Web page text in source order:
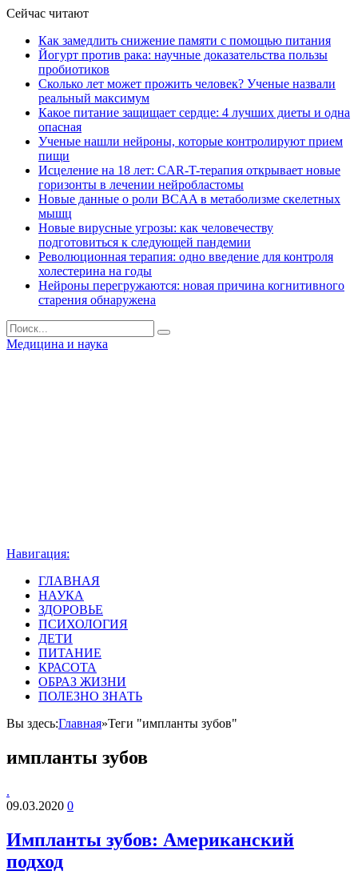
Сейчас читают
Как замедлить снижение памяти с помощью питания
Йогурт против рака: научные доказательства пользы
пробиотиков
Сколько лет может прожить человек? Ученые назвали
реальный максимум
Какое питание защищает сердце: 4 лучших диеты и одна
опасная
Ученые нашли нейроны, которые контролируют прием
пищи
Исцеление на 18 лет: CAR-T-терапия открывает новые
горизонты в лечении нейробластомы
Новые данные о роли BCAA в метаболизме скелетных
мышц
Новые вирусные угрозы: как человечеству
подготовиться к следующей пандемии
Революционная терапия: одно введение для контроля
холестерина на годы
Нейроны перегружаются: новая причина когнитивного
старения обнаружена
Медицина и наука
Навигация:
ГЛАВНАЯ
НАУКА
ЗДОРОВЬЕ
ПСИХОЛОГИЯ
ДЕТИ
ПИТАНИЕ
КРАСОТА
ОБРАЗ ЖИЗНИ
ПОЛЕЗНО ЗНАТЬ
Вы здесь:Главная»Теги "импланты зубов"
импланты зубов
.
09.03.2020 0
Импланты зубов: Американский
подход